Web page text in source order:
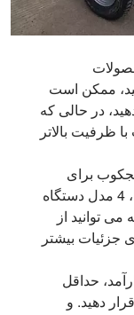
ممکن است
در حالی که
ظرفیت بالاتر
برای
فروش در فیلیپین باشید. در کارخانه ما، 4 مدل دستگاه
توانید از
جزئیات بیشتر
حداقل
دهید. و